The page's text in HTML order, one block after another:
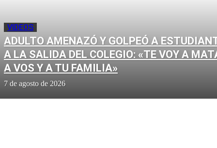
VIDEOS
ADULTO AMENAZÓ Y GOLPEÓ A
A LA SALIDA DEL COLEGIO: «TE VOY A
A VOS Y A TU FAMILIA»
7 de agosto de 2026